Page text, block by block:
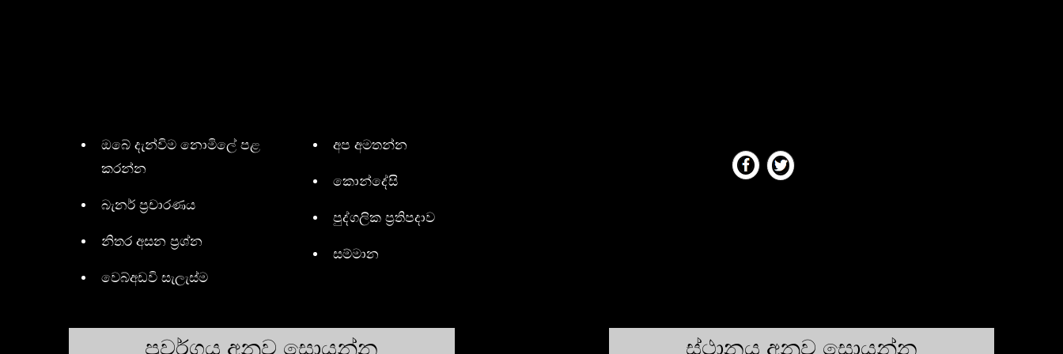
ඔබේ දැන්විම නොමිලේ පළ
කරන්න
බැනර් ප්‍රචාරණය
නිතර අසන ප්‍රශ්න
වෙබ්අඩවි සැලැස්ම
අප අමතන්න
කොන්දේසි
පුද්ගලික ප්‍රතිපදාව
සම්මාන
ප්‍රවර්ගය අනුව සොයන්න ස්ථානය අනුව සොයන්න